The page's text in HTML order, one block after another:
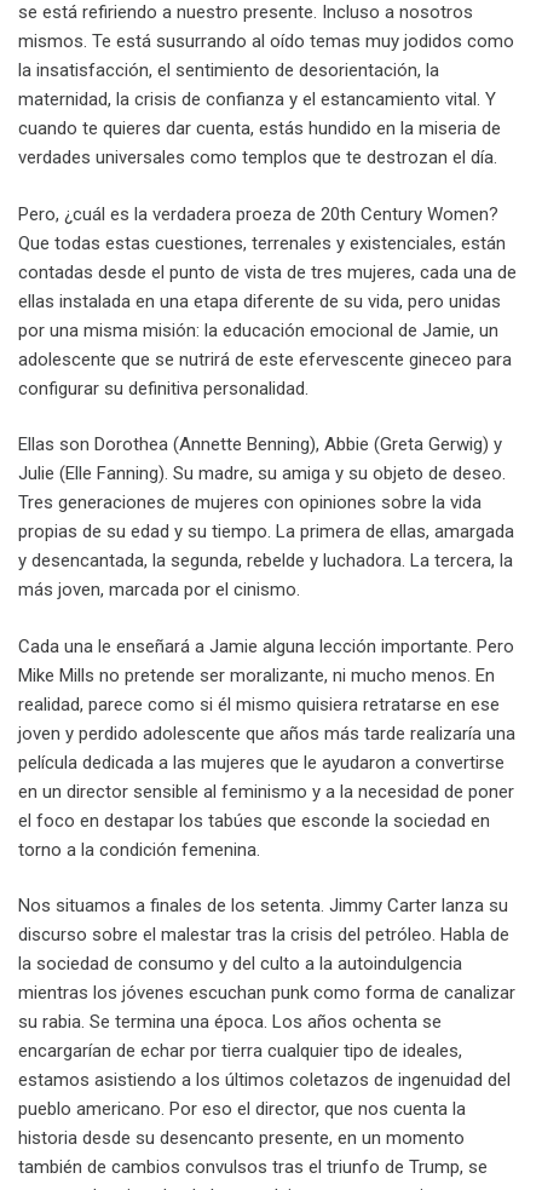
se está refiriendo a nuestro presente. Incluso a nosotros
mismos. Te está susurrando al oído temas muy jodidos como
la insatisfacción, el sentimiento de desorientación, la
maternidad, la crisis de confianza y el estancamiento vital. Y
cuando te quieres dar cuenta, estás hundido en la miseria de
verdades universales como templos que te destrozan el día.
Pero, ¿cuál es la verdadera proeza de 20th Century Women?
Que todas estas cuestiones, terrenales y existenciales, están
contadas desde el punto de vista de tres mujeres, cada una de
ellas instalada en una etapa diferente de su vida, pero unidas
por una misma misión: la educación emocional de Jamie, un
adolescente que se nutrirá de este efervescente gineceo para
configurar su definitiva personalidad.
Ellas son Dorothea (Annette Benning), Abbie (Greta Gerwig) y
Julie (Elle Fanning). Su madre, su amiga y su objeto de deseo.
Tres generaciones de mujeres con opiniones sobre la vida
propias de su edad y su tiempo. La primera de ellas, amargada
y desencantada, la segunda, rebelde y luchadora. La tercera, la
más joven, marcada por el cinismo.
Cada una le enseñará a Jamie alguna lección importante. Pero
Mike Mills no pretende ser moralizante, ni mucho menos. En
realidad, parece como si él mismo quisiera retratarse en ese
joven y perdido adolescente que años más tarde realizaría una
película dedicada a las mujeres que le ayudaron a convertirse
en un director sensible al feminismo y a la necesidad de poner
el foco en destapar los tabúes que esconde la sociedad en
torno a la condición femenina.
Nos situamos a finales de los setenta. Jimmy Carter lanza su
discurso sobre el malestar tras la crisis del petróleo. Habla de
la sociedad de consumo y del culto a la autoindulgencia
mientras los jóvenes escuchan punk como forma de canalizar
su rabia. Se termina una época. Los años ochenta se
encargarían de echar por tierra cualquier tipo de ideales,
estamos asistiendo a los últimos coletazos de ingenuidad del
pueblo americano. Por eso el director, que nos cuenta la
historia desde su desencanto presente, en un momento
también de cambios convulsos tras el triunfo de Trump, se